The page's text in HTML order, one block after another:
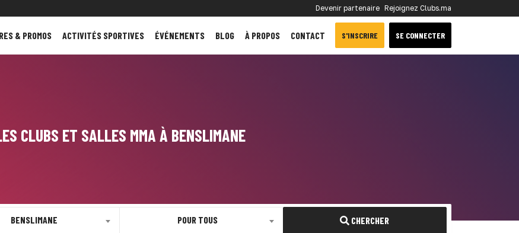
Devenir partenaire Rejoignez Clubs.ma
& PROMOS ACTIVITÉS SPORTIVES ÉVÉNEMENTS BLOG À PROPOS CONTACT S'INSCRIRE SE CONNECTER
CLUBS ET SALLES MMA À BENSLIMANE
BENSLIMANE POUR TOUS CHERCHER